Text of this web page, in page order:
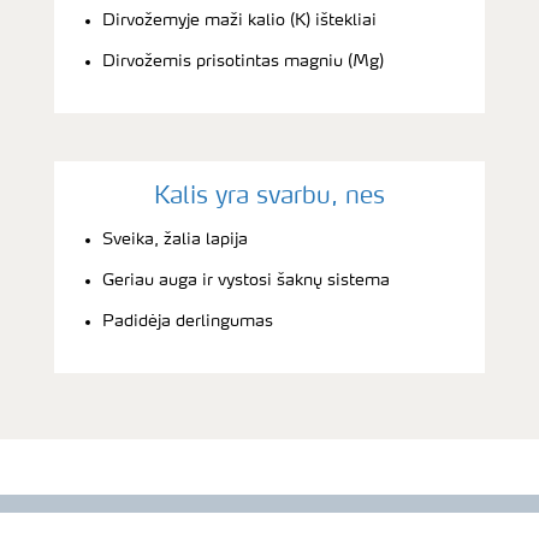
Dirvožemyje maži kalio (K) ištekliai
Dirvožemis prisotintas magniu (Mg)
Kalis yra svarbu, nes
Sveika, žalia lapija
Geriau auga ir vystosi šaknų sistema
Padidėja derlingumas